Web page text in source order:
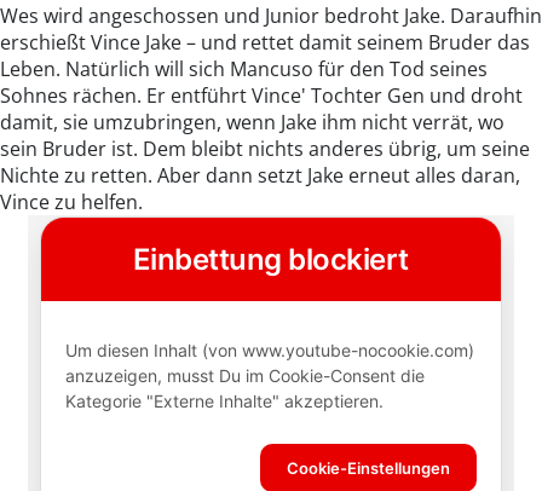
Wes wird angeschossen und Junior bedroht Jake. Daraufhin
erschießt Vince Jake – und rettet damit seinem Bruder das
Leben. Natürlich will sich Mancuso für den Tod seines
Sohnes rächen. Er entführt Vince' Tochter Gen und droht
damit, sie umzubringen, wenn Jake ihm nicht verrät, wo
sein Bruder ist. Dem bleibt nichts anderes übrig, um seine
Nichte zu retten. Aber dann setzt Jake erneut alles daran,
Vince zu helfen.